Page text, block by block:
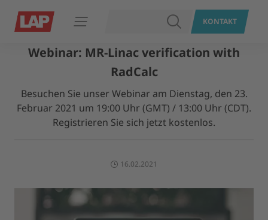
Navigation öffnen SUCHENKONTAKT
Webinar: MR-Linac verification with
RadCalc
Besuchen Sie unser Webinar am Dienstag, den 23.
Februar 2021 um 19:00 Uhr (GMT) / 13:00 Uhr (CDT).
Registrieren Sie sich jetzt kostenlos.
16.02.2021